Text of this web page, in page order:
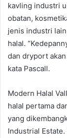
kavling industri
obatan,
jenis industri
halal.
dan dryport
kata Pascall.
Modern Halal
halal pertama
yang
Industrial